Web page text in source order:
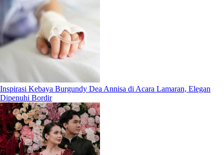
Inspirasi Kebaya Burgundy Dea Annisa di Acara Lamaran, Elegan
Dipenuhi Bordir